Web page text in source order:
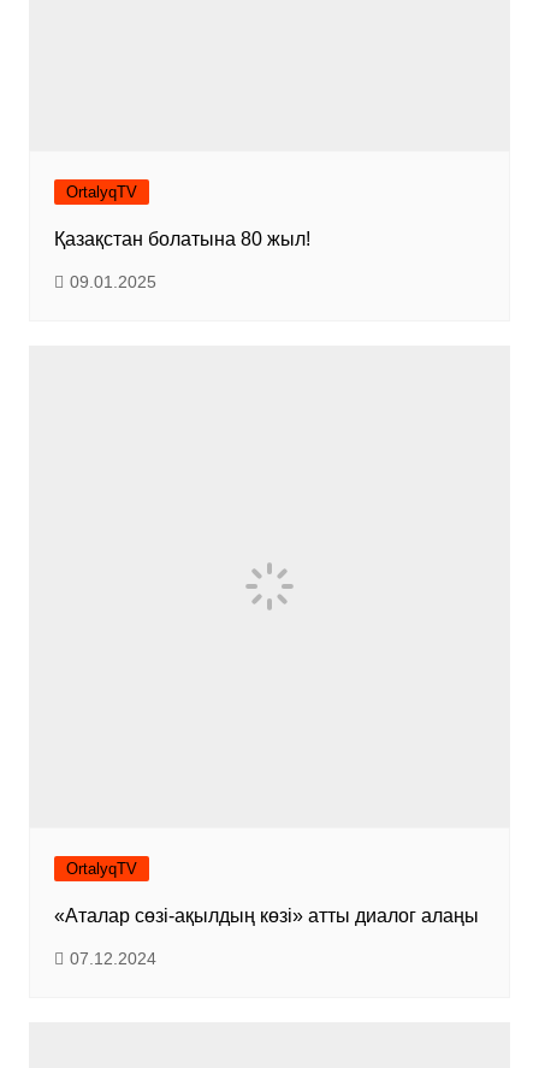
OrtalyqTV
Қазақстан болатына 80 жыл!
09.01.2025
OrtalyqTV
«Аталар сөзі-ақылдың көзі» атты диалог алаңы
07.12.2024